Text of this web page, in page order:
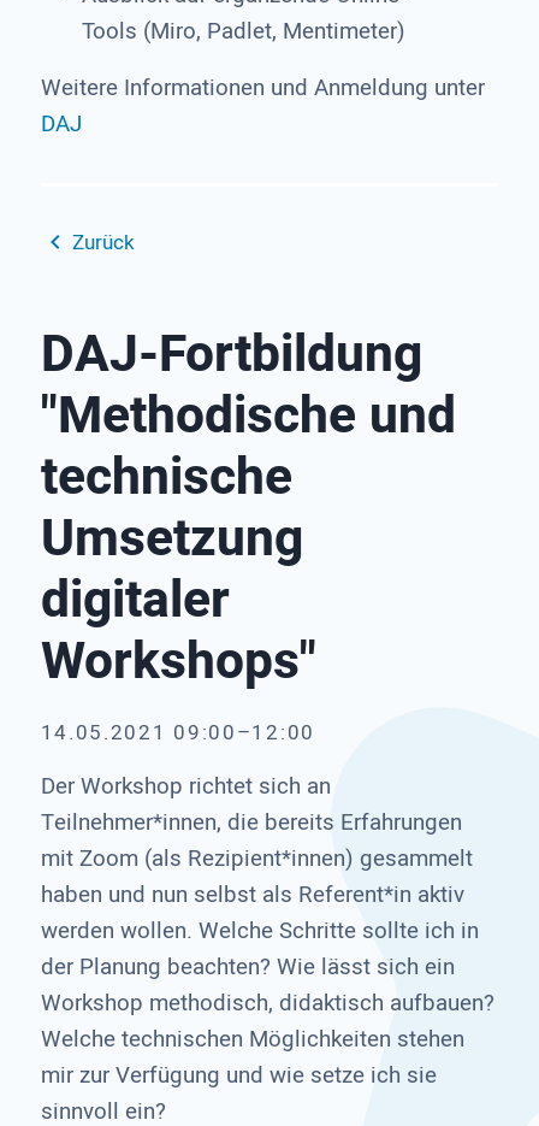
Tools (Miro, Padlet, Mentimeter)
Weitere Informationen und Anmeldung unter
DAJ
Zurück
DAJ-Fortbildung
"Methodische und
technische
Umsetzung
digitaler
Workshops"
14.05.2021 09:00–12:00
Der Workshop richtet sich an
Teilnehmer*innen, die bereits Erfahrungen
mit Zoom (als Rezipient*innen) gesammelt
haben und nun selbst als Referent*in aktiv
werden wollen. Welche Schritte sollte ich in
der Planung beachten? Wie lässt sich ein
Workshop methodisch, didaktisch aufbauen?
Welche technischen Möglichkeiten stehen
mir zur Verfügung und wie setze ich sie
sinnvoll ein?